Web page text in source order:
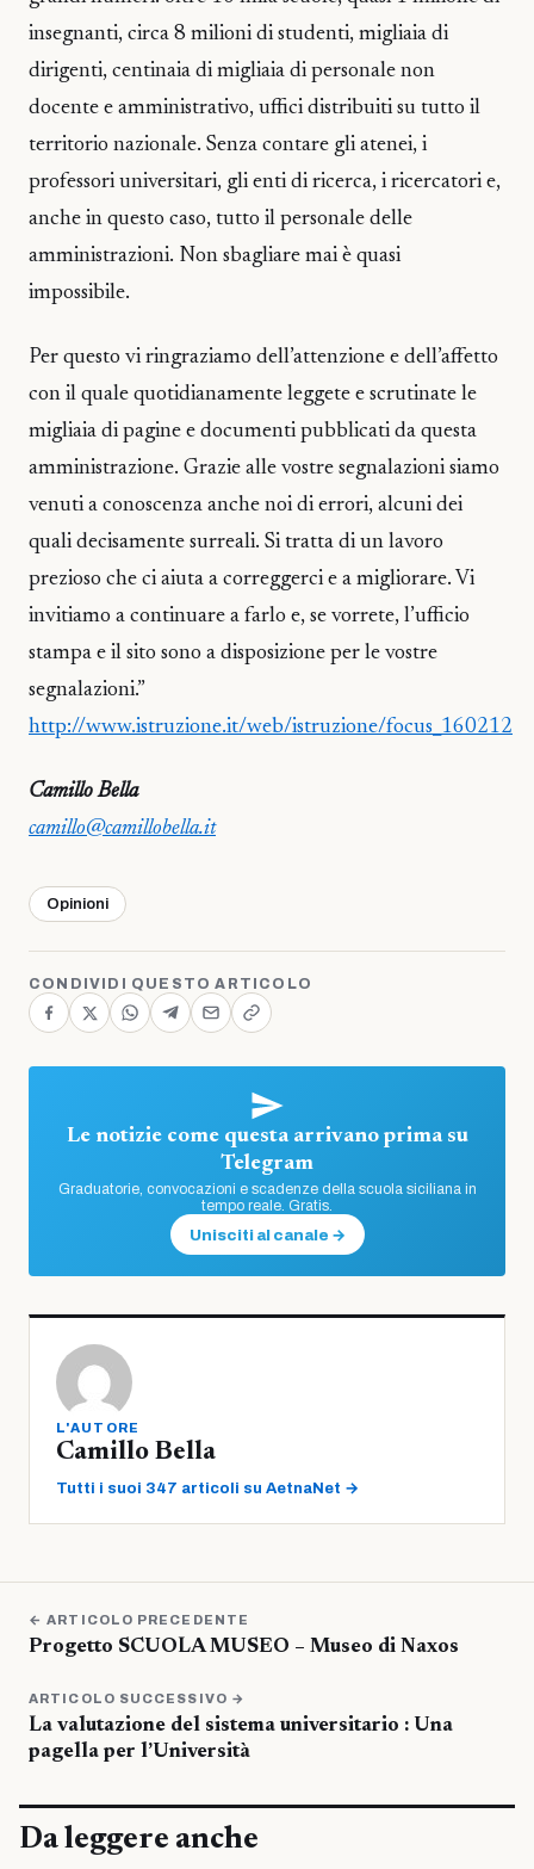
insegnanti, circa 8 milioni di studenti, migliaia di
dirigenti, centinaia di migliaia di personale non
docente e amministrativo, uffici distribuiti su tutto il
territorio nazionale. Senza contare gli atenei, i
professori universitari, gli enti di ricerca, i ricercatori e,
anche in questo caso, tutto il personale delle
amministrazioni. Non sbagliare mai è quasi
impossibile.
Per questo vi ringraziamo dell’attenzione e dell’affetto
con il quale quotidianamente leggete e scrutinate le
migliaia di pagine e documenti pubblicati da questa
amministrazione. Grazie alle vostre segnalazioni siamo
venuti a conoscenza anche noi di errori, alcuni dei
quali decisamente surreali. Si tratta di un lavoro
prezioso che ci aiuta a correggerci e a migliorare. Vi
invitiamo a continuare a farlo e, se vorrete, l’ufficio
stampa e il sito sono a disposizione per le vostre
segnalazioni.”
http://www.istruzione.it/web/istruzione/focus_160212
Camillo Bella
camillo@camillobella.it
Opinioni
CONDIVIDI QUESTO ARTICOLO
Le notizie come questa arrivano prima su
Telegram
Graduatorie, convocazioni e scadenze della scuola siciliana in
tempo reale. Gratis.
Unisciti al canale →
L'AUTORE
Camillo Bella
Tutti i suoi 347 articoli su AetnaNet →
← ARTICOLO PRECEDENTE
Progetto SCUOLA MUSEO – Museo di Naxos
ARTICOLO SUCCESSIVO →
La valutazione del sistema universitario : Una
pagella per l’Università
Da leggere anche